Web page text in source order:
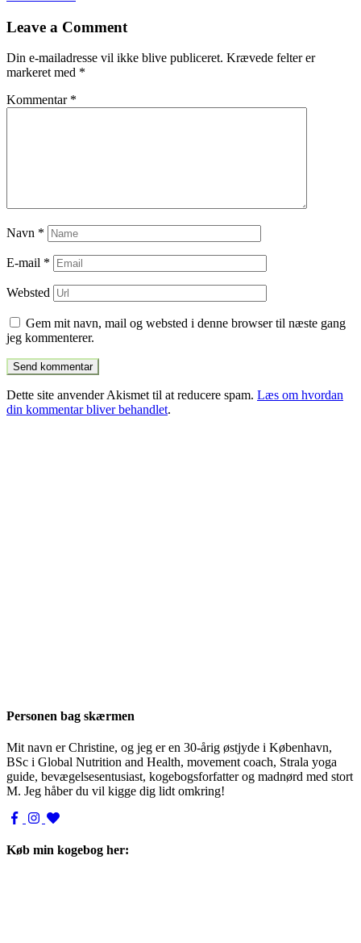
til
Leave a Comment
Din e-mailadresse vil ikke blive publiceret. Krævede felter er
markeret med *
Kommentar *
Navn *
E-mail *
Websted
Gem mit navn, mail og websted i denne browser til næste gang
jeg kommenterer.
Dette site anvender Akismet til at reducere spam. Læs om hvordan
din kommentar bliver behandlet.
Personen bag skærmen
Mit navn er Christine, og jeg er en 30-årig østjyde i København,
BSc i Global Nutrition and Health, movement coach, Strala yoga
guide, bevægelsesentusiast, kogebogsforfatter og madnørd med stort
M. Jeg håber du vil kigge dig lidt omkring!
Køb min kogebog her: